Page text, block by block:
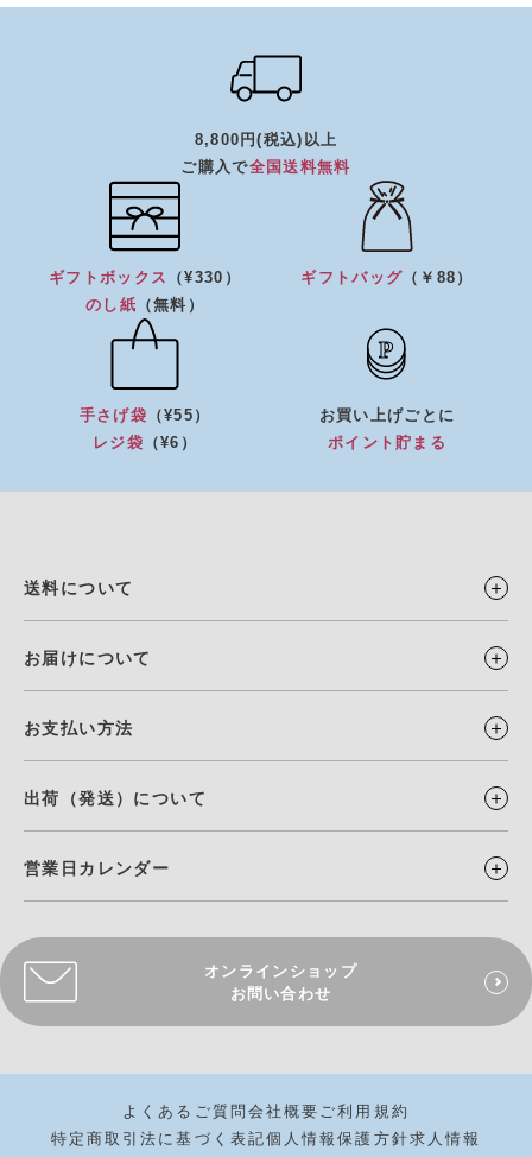
8,800円(税込)以上
ご購入で全国送料無料
ギフトボックス
（¥330）
のし紙 （無料）
ギフトバッグ （￥88）
手さげ袋 （¥55）
レジ袋 （¥6）
お買い上げごとに
ポイント貯まる
送料について
お届けについて
お支払い方法
出荷（発送）について
営業日カレンダー
オンラインショップ
お問い合わせ
よくあるご質問 会社概要 ご利用規約
特定商取引法に基づく表記個人情報保護方針求人情報